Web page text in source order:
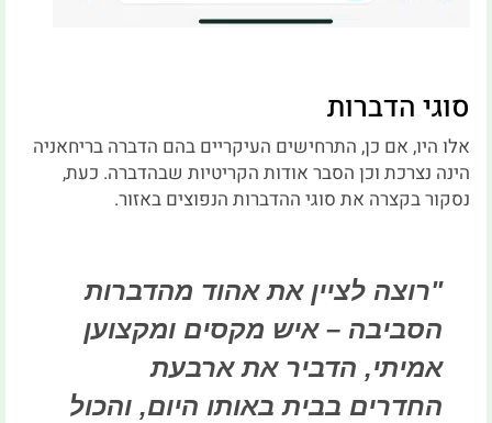
סוגי הדברות
אלו היו, אם כן, התרחישים העיקריים בהם הדברה בריחאניה
הינה נצרכת וכן הסבר אודות הקריטיות שבהדברה. כעת,
נסקור בקצרה את סוגי ההדברות הנפוצים באזור.
"רוצה לציין את אהוד מהדברות
הסביבה – איש מקסים ומקצוען
אמיתי, הדביר את ארבעת
החדרים בבית באותו היום, והכול